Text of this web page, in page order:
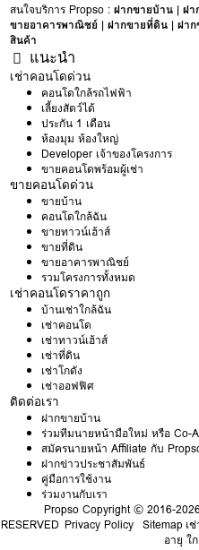
สนใจบริการ Propso :ฝากขายบ้าน |ฝา
ขายอาคารพาณิชย์ |ฝากขายที่ดิน |ฝาก
สินค้า
แนะนำ
เช่าคอนโดด่วน
คอนโดใกล้รถไฟฟ้า
เลี้ยงสัตว์ได้
ประกัน 1 เดือน
ห้องมุม ห้องใหญ่
Developer เจ้าของโครงการ
ขายคอนโดพร้อมผู้เช่า
ขายคอนโดด่วน
ขายบ้าน
คอนโดใกล้ฉัน
ขายทาวน์เฮ้าส์
ขายที่ดิน
ขายอาคารพาณิชย์
รวมโครงการทั้งหมด
เช่าคอนโดราคาถูก
บ้านเช่าใกล้ฉัน
เช่าคอนโด
เช่าทาวน์เฮ้าส์
เช่าที่ดิน
เช่าโกดัง
เช่าออฟฟิศ
ติดต่อเรา
ฝากขายบ้าน
ร่วมทีมนายหน้ามือใหม่ หรือ Co-
สมัครนายหน้า Affiliate กับ
ฝากข่าวประชาสัมพันธ์
คู่มือการใช้งาน
ร่วมงานกับเรา
Propso Copyright © 2016-
RESERVED Privacy Policy Sitemap เ
อายุ ใ